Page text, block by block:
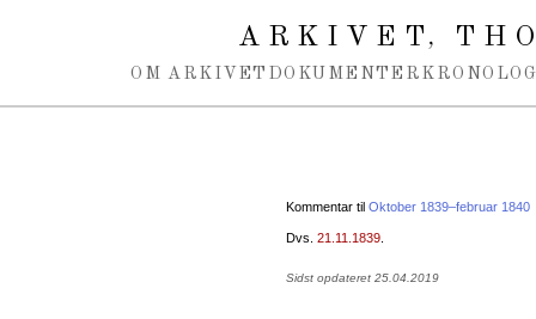
ARKIVET,
OM ARKIVET DOKUMENTER
Kommentar til Oktober 1839–februar 1840
Dvs. 21.11.1839
Sidst opdateret 25.04.2019